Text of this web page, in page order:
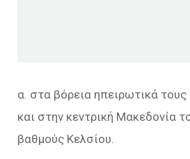
α. στα βόρεια ηπειρωτικά
και στην κεντρική Μακεδονία
βαθμούς Κελσίου.